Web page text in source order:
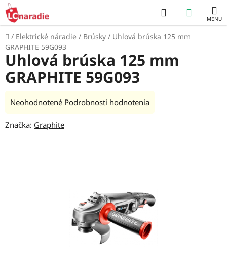
Prejsť
na
obsah
Hľadať
KOŠÍK
Domov
/ Elektrické náradie / Brúsky / Uhlová brúska 125 mm
GRAPHITE 59G093
Uhlová brúska 125 mm
GRAPHITE 59G093
Priemerné
produktu
Neohodnotené Podrobnosti hodnotenia
Značka: Graphite